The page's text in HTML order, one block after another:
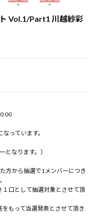
Vol.1/Part1 川越紗彩
っています。
となります。）
方から抽選で1メンバーにつき
口として抽選対象とさせて頂
もって当選発表とさせて頂き